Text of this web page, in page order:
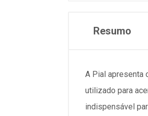
Resumo
A Pial apresenta
utilizado para
indispensável